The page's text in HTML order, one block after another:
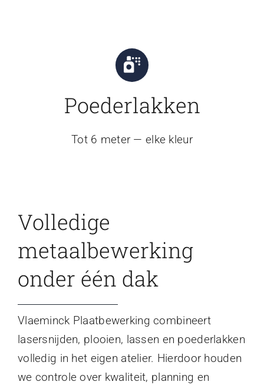
Poederlakken
Tot 6 meter — elke kleur
Volledige
metaalbewerking
onder één dak
Vlaeminck Plaatbewerking combineert
lasersnijden, plooien, lassen en poederlakken
volledig in het eigen atelier. Hierdoor houden
we controle over kwaliteit, planning en